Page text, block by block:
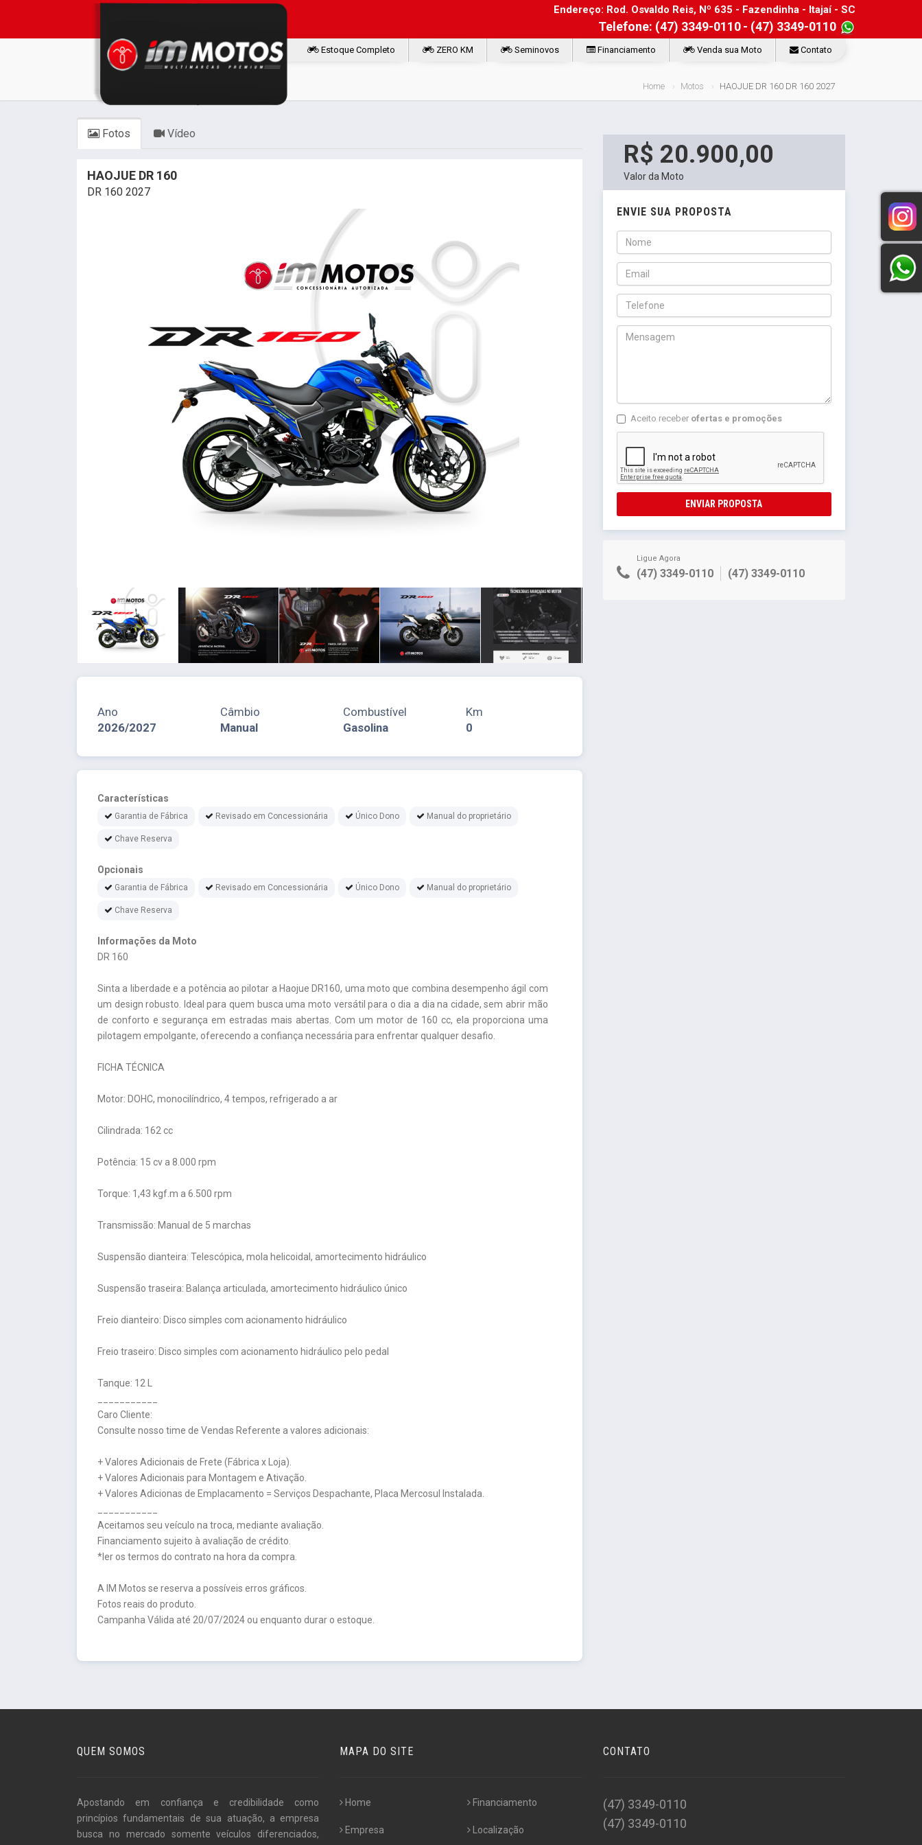
Endereço: Rod. Osvaldo Reis, Nº 635 - Fazendinha - Itajaí - SC
Telefone: (47) 3349-0110- (47) 3349-0110
Estoque Completo ZERO KM Seminovos Financiamento Venda sua Moto Contato
Home Motos HAOJUE DR 160 DR 160 2027
Fotos Vídeo
HAOJUE DR 160
DR 160 2027
Ano
2026/2027
Câmbio
Manual
Combustível
Gasolina
Km
0
Características
Garantia de Fábrica Revisado em Concessionária Único Dono Manual do proprietário
Chave Reserva
Opcionais
Garantia de Fábrica Revisado em Concessionária Único Dono Manual do proprietário
Chave Reserva
Informações da Moto
DR 160
Sinta a liberdade e a potência ao pilotar a Haojue DR160, uma moto que combina desempenho ágil com
um design robusto. Ideal para quem busca uma moto versátil para o dia a dia na cidade, sem abrir mão
de conforto e segurança em estradas mais abertas. Com um motor de 160 cc, ela proporciona uma
pilotagem empolgante, oferecendo a confiança necessária para enfrentar qualquer desafio.
FICHA TÉCNICA
Motor: DOHC, monocilíndrico, 4 tempos, refrigerado a ar
Cilindrada: 162 cc
Potência: 15 cv a 8.000 rpm
Torque: 1,43 kgf.m a 6.500 rpm
Transmissão: Manual de 5 marchas
Suspensão dianteira: Telescópica, mola helicoidal, amortecimento hidráulico
Suspensão traseira: Balança articulada, amortecimento hidráulico único
Freio dianteiro: Disco simples com acionamento hidráulico
Freio traseiro: Disco simples com acionamento hidráulico pelo pedal
Tanque: 12 L
Caro Cliente:
Consulte nosso time de Vendas Referente a valores adicionais:
+ Valores Adicionais de Frete (Fábrica x Loja).
+ Valores Adicionais para Montagem e Ativação.
+ Valores Adicionas de Emplacamento = Serviços Despachante, Placa Mercosul Instalada.
Aceitamos seu veículo na troca, mediante avaliação.
Financiamento sujeito à avaliação de crédito.
*ler os termos do contrato na hora da compra.
A IM Motos se reserva a possíveis erros gráficos.
Fotos reais do produto.
Campanha Válida até 20/07/2024 ou enquanto durar o estoque.
R$ 20.900,00
Valor da Moto
ENVIE SUA PROPOSTA
Aceito receber ofertas e promoções
ENVIAR PROPOSTA
Ligue Agora
(47) 3349-0110 (47) 3349-0110
QUEM SOMOS
Apostando em confiança e credibilidade como
princípios fundamentais de sua atuação, a empresa
busca no mercado somente veículos diferenciados,
MAPA DO SITE
Home
Empresa
Financiamento
Localização
CONTATO
(47) 3349-0110
(47) 3349-0110